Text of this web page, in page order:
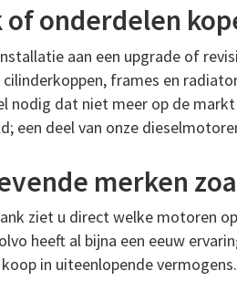
onderdelen
aan een upgrade of
cilinderkoppen, frames en
nodig dat niet meer op de
een deel van onze
merken
ziet u direct welke motoren
heeft al bijna een eeuw
in uiteenlopende vermogens.